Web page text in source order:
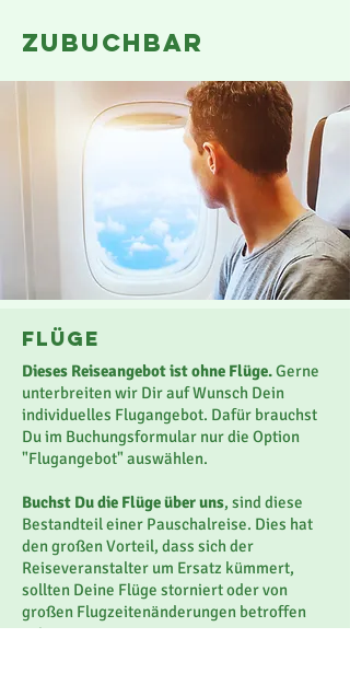
zubuchbar
flüge
Dieses Reiseangebot ist ohne Flüge.Gerne
unterbreiten wir Dir auf Wunsch Dein
individuelles Flugangebot. Dafür brauchst
Du im Buchungsformular nur die Option
"Flugangebot" auswählen.
Buchst Du die Flüge über uns, sind diese
Bestandteil einer Pauschalreise. Dies hat
den großen Vorteil, dass sich der
Reiseveranstalter um Ersatz kümmert,
sollten Deine Flüge storniert oder von
großen Flugzeitenänderungen betroffen
sein.